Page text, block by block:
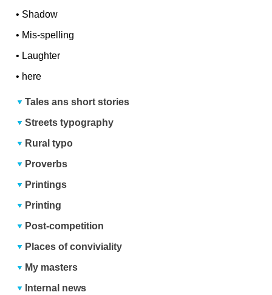
• Shadow
• Mis-spelling
• Laughter
• here
Tales ans short stories
Streets typography
Rural typo
Proverbs
Printings
Printing
Post-competition
Places of conviviality
My masters
Internal news